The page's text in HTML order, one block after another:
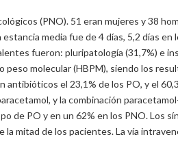
(PNO). 51 eran mujeres y 38
media fue de 4 días, 5,2 días
fueron: pluripatología (31,7%) e
molecular (HBPM), siendo los
antibióticos el 23,1% de los PO, y el
y la combinación
de PO y en un 62% en los PNO. Los
mitad de los pacientes. La vía